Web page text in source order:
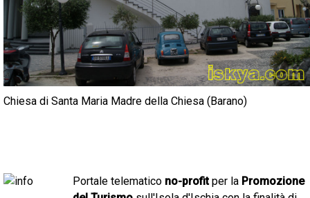
Chiesa di Santa Maria Madre della Chiesa (Barano)
Portale telematico no-profitper la Promozione